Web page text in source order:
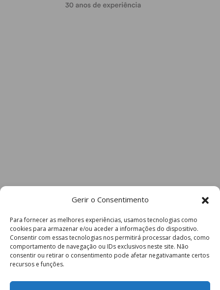
Gerir o Consentimento
Para fornecer as melhores experiências, usamos tecnologias como
cookies para armazenar e/ou aceder a informações do dispositivo.
Consentir com essas tecnologias nos permitirá processar dados, como
comportamento de navegação ou IDs exclusivos neste site. Não
consentir ou retirar o consentimento pode afetar negativamante certos
recursos e funções.